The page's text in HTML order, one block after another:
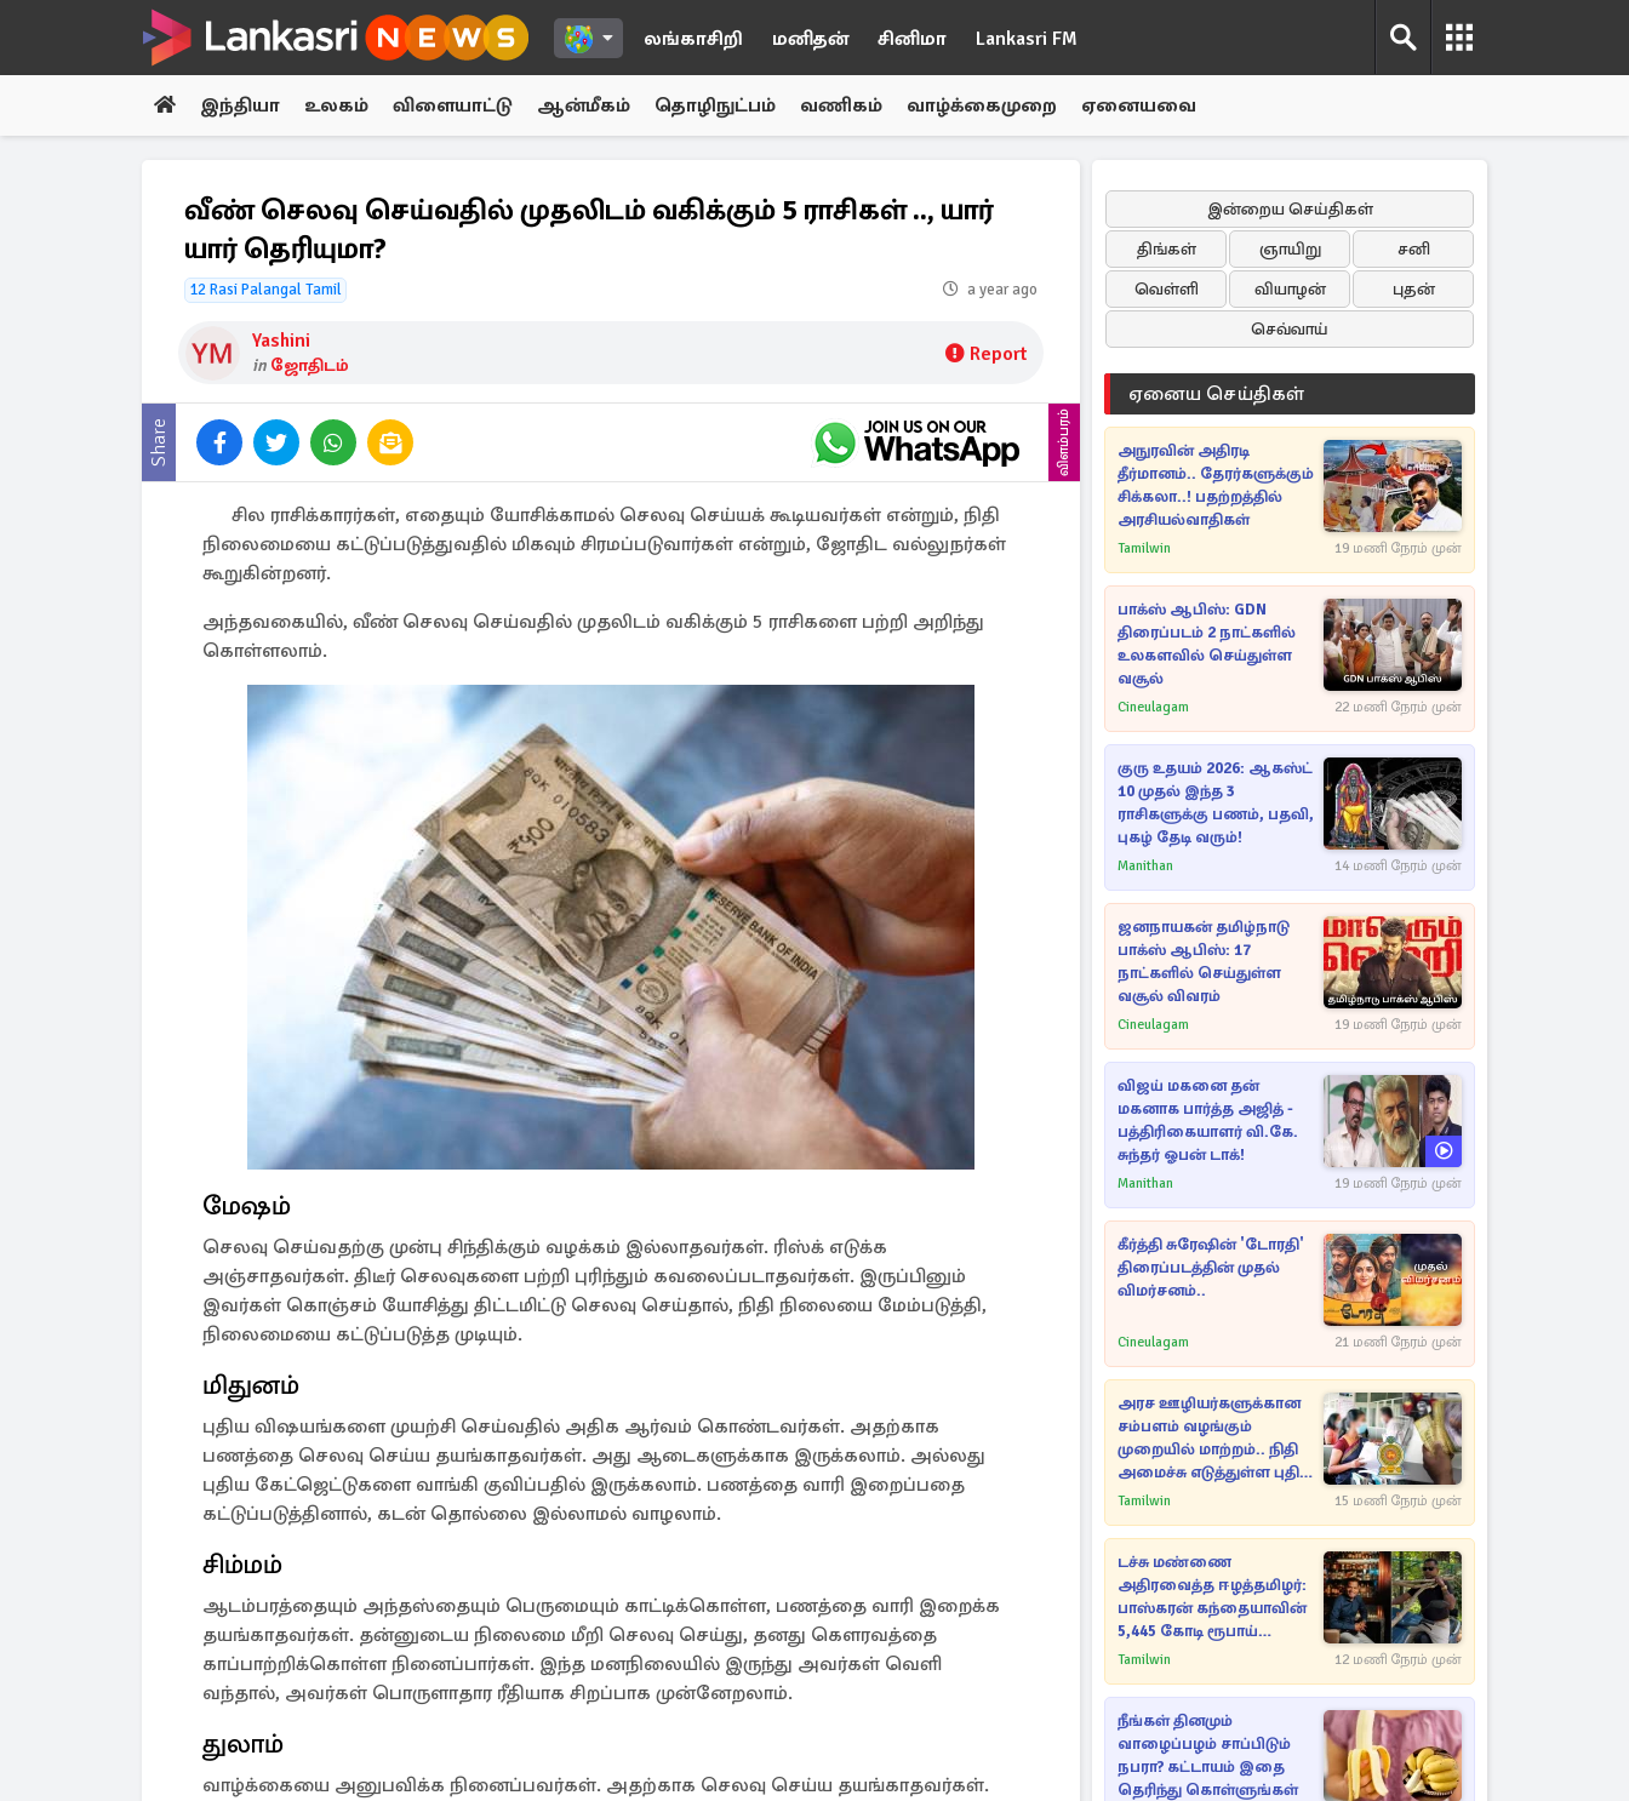
லங்காசிறி மனிதன் சினிமா Lankasri FM
இந்தியா உலகம் விளையாட்டு ஆன்மீகம் தொழிநுட்பம் வணிகம் வாழ்க்கைமுறை ஏனையவை
வீண் செலவு செய்வதில் முதலிடம் வகிக்கும் 5 ராசிகள் .., யார்
யார் தெரியுமா?
12 Rasi Palangal Tamil a year ago
Yashini
in ஜோதிடம் Report
Share விளம்பரம்
சில ராசிக்காரர்கள், எதையும் யோசிக்காமல் செலவு செய்யக் கூடியவர்கள் என்றும், நிதி
நிலைமையை கட்டுப்படுத்துவதில் மிகவும் சிரமப்படுவார்கள் என்றும், ஜோதிட வல்லுநர்கள்
கூறுகின்றனர்.
அந்தவகையில், வீண் செலவு செய்வதில் முதலிடம் வகிக்கும் 5 ராசிகளை பற்றி அறிந்து
கொள்ளலாம்.
மேஷம்
செலவு செய்வதற்கு முன்பு சிந்திக்கும் வழக்கம் இல்லாதவர்கள். ரிஸ்க் எடுக்க
அஞ்சாதவர்கள். திடீர் செலவுகளை பற்றி புரிந்தும் கவலைப்படாதவர்கள். இருப்பினும்
இவர்கள் கொஞ்சம் யோசித்து திட்டமிட்டு செலவு செய்தால், நிதி நிலையை மேம்படுத்தி,
நிலைமையை கட்டுப்படுத்த முடியும்.
மிதுனம்
புதிய விஷயங்களை முயற்சி செய்வதில் அதிக ஆர்வம் கொண்டவர்கள். அதற்காக
பணத்தை செலவு செய்ய தயங்காதவர்கள். அது ஆடைகளுக்காக இருக்கலாம். அல்லது
புதிய கேட்ஜெட்டுகளை வாங்கி குவிப்பதில் இருக்கலாம். பணத்தை வாரி இறைப்பதை
கட்டுப்படுத்தினால், கடன் தொல்லை இல்லாமல் வாழலாம்.
சிம்மம்
ஆடம்பரத்தையும் அந்தஸ்தையும் பெருமையும் காட்டிக்கொள்ள, பணத்தை வாரி இறைக்க
தயங்காதவர்கள். தன்னுடைய நிலைமை மீறி செலவு செய்து, தனது கௌரவத்தை
காப்பாற்றிக்கொள்ள நினைப்பார்கள். இந்த மனநிலையில் இருந்து அவர்கள் வெளி
வந்தால், அவர்கள் பொருளாதார ரீதியாக சிறப்பாக முன்னேறலாம்.
துலாம்
வாழ்க்கையை அனுபவிக்க நினைப்பவர்கள். அதற்காக செலவு செய்ய தயங்காதவர்கள்.
இன்றைய செய்திகள்
திங்கள்
ஞாயிறு
சனி
வெள்ளி
வியாழன்
புதன்
செவ்வாய்
ஏனைய செய்திகள்
அநுரவின் அதிரடி
தீர்மானம்.. தேரர்களுக்கும்
சிக்கலா..! பதற்றத்தில்
அரசியல்வாதிகள்
Tamilwin 19 மணி நேரம் முன்
பாக்ஸ் ஆபிஸ்: GDN
திரைப்படம் 2 நாட்களில்
உலகளவில் செய்துள்ள
வசூல்
Cineulagam 22 மணி நேரம் முன்
குரு உதயம் 2026: ஆகஸ்ட்
10 முதல் இந்த 3
ராசிகளுக்கு பணம், பதவி,
புகழ் தேடி வரும்!
Manithan 14 மணி நேரம் முன்
ஜனநாயகன் தமிழ்நாடு
பாக்ஸ் ஆபிஸ்: 17
நாட்களில் செய்துள்ள
வசூல் விவரம்
Cineulagam 19 மணி நேரம் முன்
விஜய் மகனை தன்
மகனாக பார்த்த அஜித் -
பத்திரிகையாளர் வி.கே.
சுந்தர் ஓபன் டாக்!
Manithan 19 மணி நேரம் முன்
கீர்த்தி சுரேஷின் 'டோரதி'
திரைப்படத்தின் முதல்
விமர்சனம்..
Cineulagam 21 மணி நேரம் முன்
அரச ஊழியர்களுக்கான
சம்பளம் வழங்கும்
முறையில் மாற்றம்.. நிதி
அமைச்சு எடுத்துள்ள புதிய
நடவடிக்கை
Tamilwin 15 மணி நேரம் முன்
டச்சு மண்ணை
அதிரவைத்த ஈழத்தமிழர்:
பாஸ்கரன் கந்தையாவின்
5,445 கோடி ரூபாய்
சாம்ராஜ்யம்
Tamilwin 12 மணி நேரம் முன்
நீங்கள் தினமும்
வாழைப்பழம் சாப்பிடும்
நபரா? கட்டாயம் இதை
தெரிந்து கொள்ளுங்கள்